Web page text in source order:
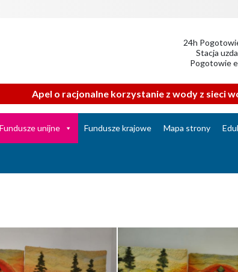
24h
Stacja
Pogotowie
korzystanie z wody z sieci wodociągowej
Fundusze unijne Fundusze krajowe Mapa strony